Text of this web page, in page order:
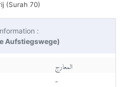
(Surah 70)
:
Aufstiegswege)
المعارج
-